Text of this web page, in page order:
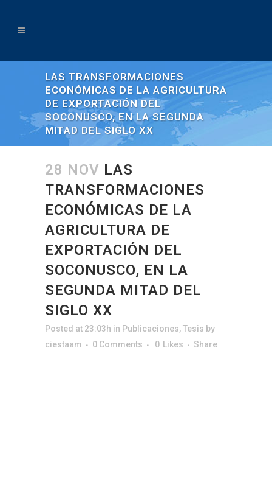
LAS TRANSFORMACIONES
ECONÓMICAS DE LA AGRICULTURA
DE EXPORTACIÓN DEL
SOCONUSCO, EN LA SEGUNDA
MITAD DEL SIGLO XX
28 NOV LAS
TRANSFORMACIONES
ECONÓMICAS DE LA
AGRICULTURA DE
EXPORTACIÓN DEL
SOCONUSCO, EN LA
SEGUNDA MITAD DEL
SIGLO XX
Posted at 23:03h in Publicaciones,Tesis by
ciestaam
0 Comments 0 Likes Share